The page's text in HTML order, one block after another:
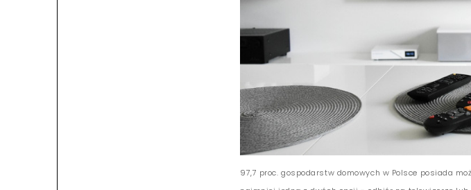
97,7 proc. gospodarstw domowych w Polsce posiada